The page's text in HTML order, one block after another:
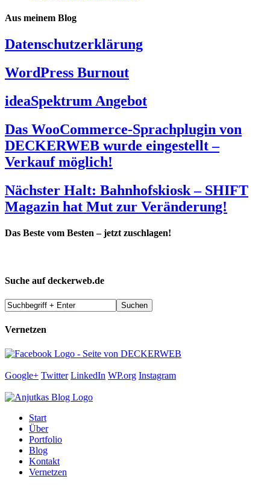
Aus meinem Blog
Datenschutzerklärung
WordPress Burnout
ideaSpektrum Angebot
Das WooCommerce-Sprachplugin von
DECKERWEB wurde eingestellt –
Verkauf möglich!
Nächster Halt: Bahnhofskiosk – SHIFT
Magazin hat Mut zur Veränderung!
Das Beste vom Besten – jetzt zuschlagen!
Suche auf deckerweb.de
Vernetzen
Google+ Twitter LinkedIn WP.org Instagram
Start
Über
Portfolio
Blog
Kontakt
Vernetzen